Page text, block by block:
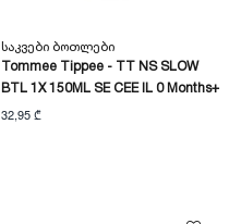
Საკვები Ბოთლები
Tommee Tippee - TT NS SLOW
BTL 1X 150ML SE CEE IL 0 Months+
32,95 ₾